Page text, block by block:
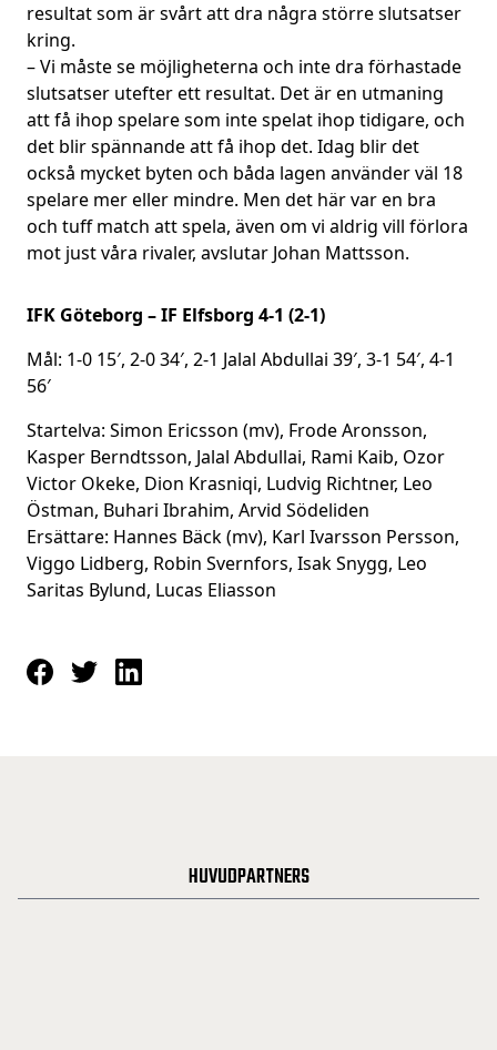
resultat som är svårt att dra några större slutsatser
kring.
– Vi måste se möjligheterna och inte dra förhastade
slutsatser utefter ett resultat. Det är en utmaning
att få ihop spelare som inte spelat ihop tidigare, och
det blir spännande att få ihop det. Idag blir det
också mycket byten och båda lagen använder väl 18
spelare mer eller mindre. Men det här var en bra
och tuff match att spela, även om vi aldrig vill förlora
mot just våra rivaler, avslutar Johan Mattsson.
IFK Göteborg – IF Elfsborg 4-1 (2-1)
Mål: 1-0 15′, 2-0 34′, 2-1 Jalal Abdullai 39′, 3-1 54′, 4-1
56′
Startelva: Simon Ericsson (mv), Frode Aronsson,
Kasper Berndtsson, Jalal Abdullai, Rami Kaib, Ozor
Victor Okeke, Dion Krasniqi, Ludvig Richtner, Leo
Östman, Buhari Ibrahim, Arvid Södeliden
Ersättare: Hannes Bäck (mv), Karl Ivarsson Persson,
Viggo Lidberg, Robin Svernfors, Isak Snygg, Leo
Saritas Bylund, Lucas Eliasson
HUVUDPARTNERS